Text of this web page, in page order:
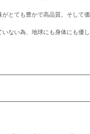
とても豊かで高品質。そして価
ない為、地球にも身体にも優し